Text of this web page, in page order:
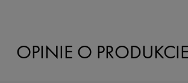
OPINIE O PRODUKCIE